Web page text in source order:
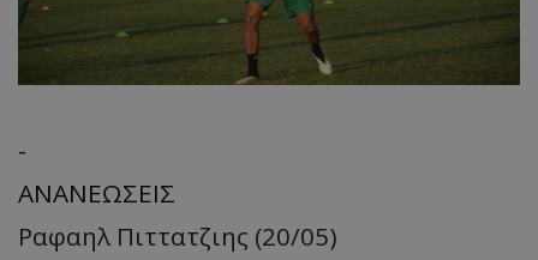
-
ΑΝΑΝΕΩΣΕΙΣ
Ραφαηλ Πιττατζιης (20/05)